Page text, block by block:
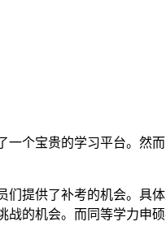
一个宝贵的学习平台。然
提供了补考的机会。
的机会。而同等学力申